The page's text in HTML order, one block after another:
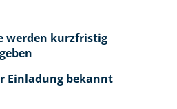
werden kurzfristig
Einladung bekannt